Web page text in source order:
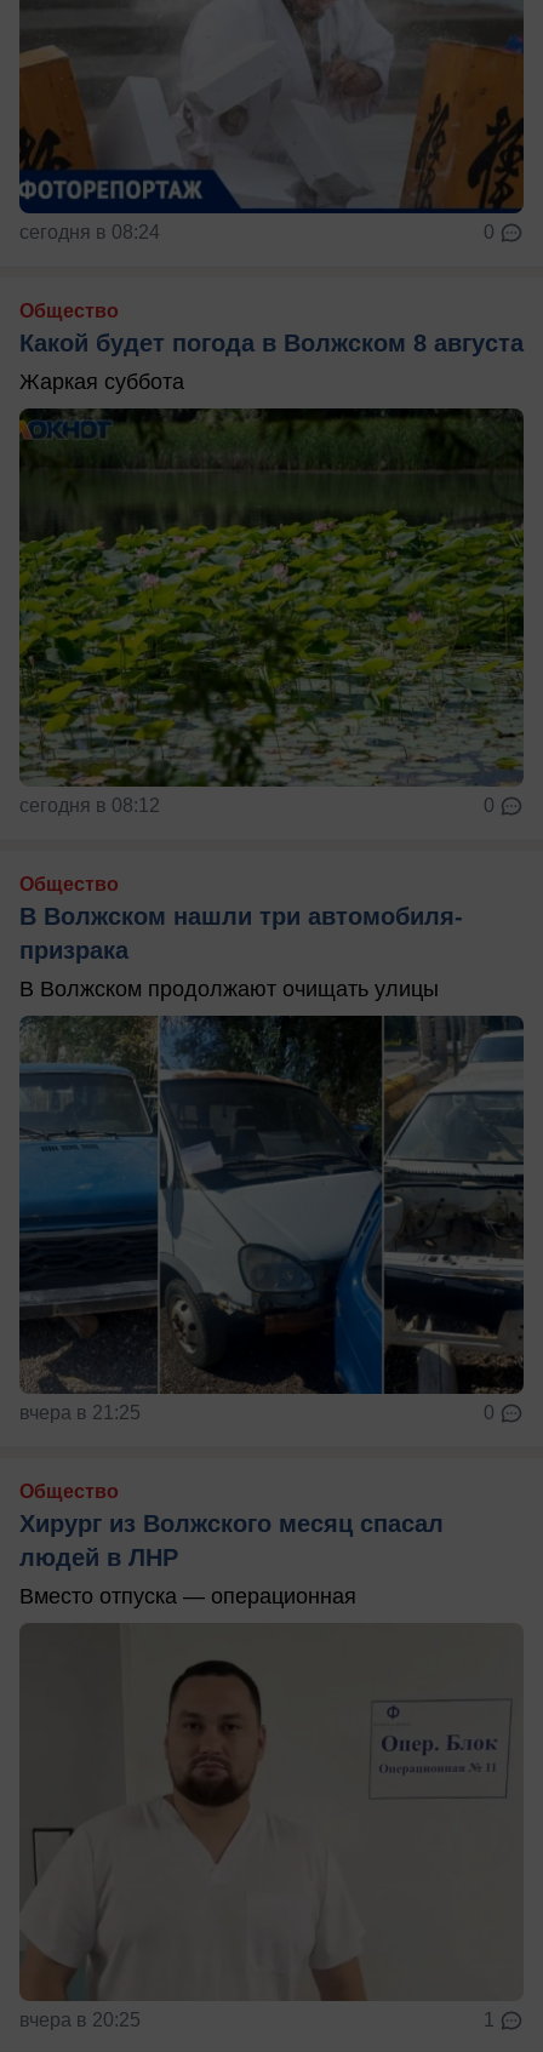
сегодня в 08:24 0
Общество
Какой будет погода в Волжском 8 августа
Жаркая суббота
сегодня в 08:12 0
Общество
В Волжском нашли три автомобиля-
призрака
В Волжском продолжают очищать улицы
вчера в 21:25 0
Общество
Хирург из Волжского месяц спасал
людей в ЛНР
Вместо отпуска — операционная
вчера в 20:25 1